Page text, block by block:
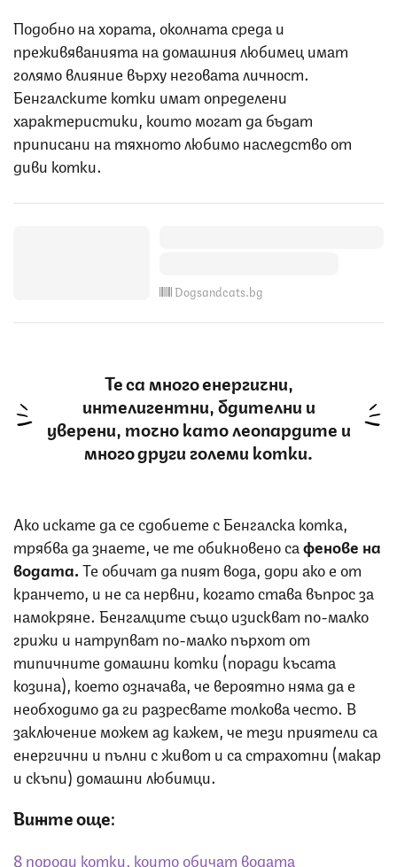
Подобно на хората, околната среда и
преживяванията на домашния любимец имат
голямо влияние върху неговата личност.
Бенгалските котки имат определени
характеристики, които могат да бъдат
приписани на тяхното любимо наследство от
диви котки.
Dogsandcats.bg
Те са много енергични,
интелигентни, бдителни и
уверени, точно като леопардите и
много други големи котки.
Ако искате да се сдобиете с Бенгалска котка,
трябва да знаете, че те обикновено сафенове на
водата.Те обичат да пият вода, дори ако е от
кранчето, и не са нервни, когато става въпрос за
намокряне. Бенгалците също изискват по-малко
грижи и натрупват по-малко пърхот от
типичните домашни котки (поради късата
козина), което означава, че вероятно няма да е
необходимо да ги разресвате толкова често. В
заключение можем ад кажем, че тези приятели са
енергични и пълни с живот и са страхотни (макар
и скъпи) домашни любимци.
Вижте още:
8 породи котки, които обичат водата